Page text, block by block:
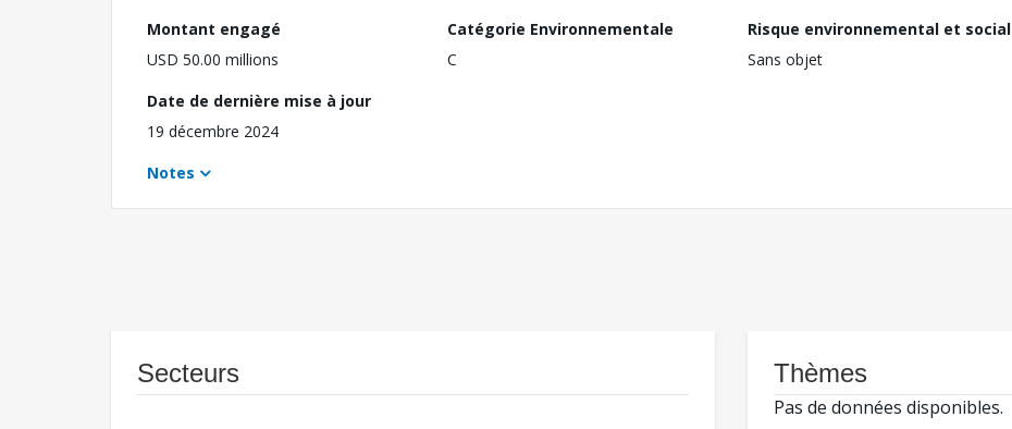
Montant engagé
USD 50.00 millions
Catégorie Environnementale
C
Risque environnemental et social
Sans objet
Date de dernière mise à jour
19 décembre 2024
Notes
Secteurs Thèmes
Pas de données disponibles.